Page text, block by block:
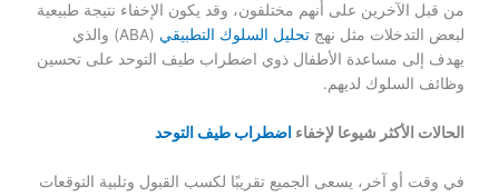
من قبل الآخرين على أنهم مختلفون، وقد يكون الإخفاء نتيجة طبيعية
لبعض التدخلات مثل نهجتحليل السلوك التطبيقي
(ABA) والذي
يهدف إلى مساعدة الأطفال ذوي اضطراب طيف التوحد على تحسين
وظائف السلوك لديهم.
الحالات الأكثر شيوعا لإخفاء اضطراب طيف التوحد
في وقت أو آخر، يسعى الجميع تقريبًا لكسب القبول وتلبية التوقعات